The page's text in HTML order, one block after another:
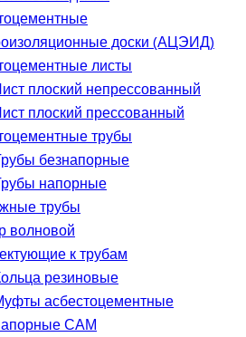
доски (АЦЭИД)
листы
плоский непрессованный
плоский прессованный
трубы
безнапорные
напорные
трубы
к трубам
резиновые
асбестоцементные
САМ